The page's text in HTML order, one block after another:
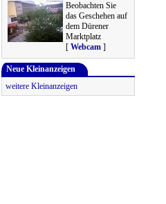
Beobachten Sie
das Geschehen auf
dem Dürener
Marktplatz
[ Webcam ]
Neue Kleinanzeigen
weitere Kleinanzeigen